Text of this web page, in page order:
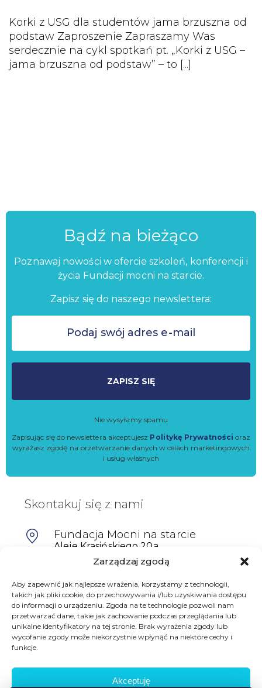
Zarządzaj zgodą
Aby zapewnić jak najlepsze wrażenia, korzystamy z technologii,
takich jak pliki cookie, do przechowywania i/lub uzyskiwania dostępu
do informacji o urządzeniu. Zgoda na te technologie pozwoli nam
przetwarzać dane, takie jak zachowanie podczas przeglądania lub
unikalne identyfikatory na tej stronie. Brak wyrażenia zgody lub
wycofanie zgody może niekorzystnie wpłynąć na niektóre cechy i
funkcje.
Akceptuję
Korki z USG dla studentów jama brzuszna od
podstaw Zaproszenie Zapraszamy Was
serdecznie na cykl spotkań pt. „Korki z USG –
jama brzuszna od podstaw” – to [...]
Bądź na bieżąco
Poznawaj nowości w ofercie szkoleń, konferencji i
życia Fundacji mocni na starcie.
Zapisz się do naszego newslettera:
ZAPISZ SIĘ
Nie wysyłamy spamu
Zapisując się do newslettera akceptujesz Politykę Prywatności oraz
wyrażasz zgodę na przetwarzanie danych w celach marketingowych
i usług własnych
Skontakuj się z nami
Fundacja Mocni na starcie
Aleje Krasińskiego 20a,
64-100 Leszno
601698402
biuro@mocninastarcie.pl